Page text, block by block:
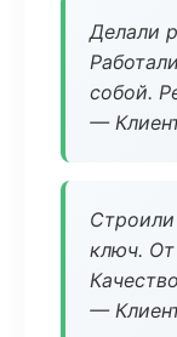
Делали
собой.
—
ключ.
—